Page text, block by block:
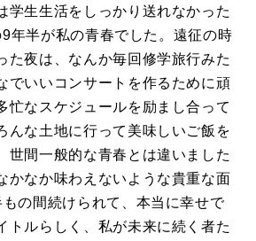
学生生活をしっかり送れなかった
年半が私の青春でした。遠征の時
た夜は、なんか毎回修学旅行みた
でいいコンサートを作るために頑
忙なスケジュールを励まし合って
んな土地に行って美味しいご飯を
世間一般的な青春とは違いました
かなか味わえないような貴重な面
の間続けられて、本当に幸せで
トルらしく、私が未来に続く者た